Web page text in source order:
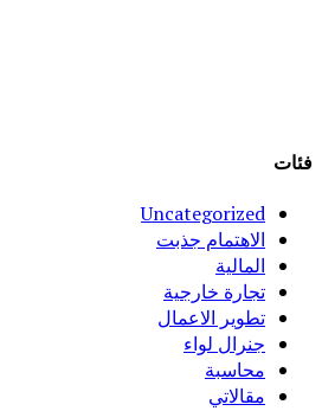
فئات
Uncategorized
الاهتمام جذبت
المالية
تجارة خارجية
تطوير الاعمال
جنرال لواء
محاسبة
مقالاتي